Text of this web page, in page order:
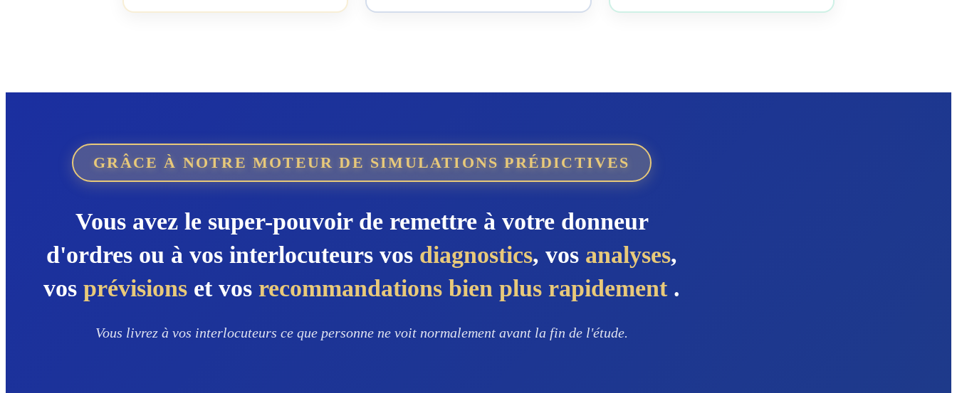
GRÂCE À NOTRE MOTEUR DE SIMULATIONS PRÉDICTIVES
Vous avez le super-pouvoir de remettre à votre donneur
d'ordres ou à vos interlocuteurs vos diagnostics, vos analyses,
vos prévisions et vos recommandations bien plus rapidement .
Vous livrez à vos interlocuteurs ce que personne ne voit normalement avant la fin de l'étude.